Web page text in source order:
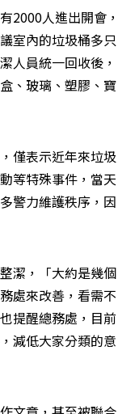
2000人進出開會，
室內的垃圾桶多只
人員統一回收後，
、玻璃、塑膠、寶
僅表示近年來垃圾
等特殊事件，當天
警力維護秩序，因
潔，「大約是幾個
處來改善，看需不
提醒總務處，目前
減低大家分類的意